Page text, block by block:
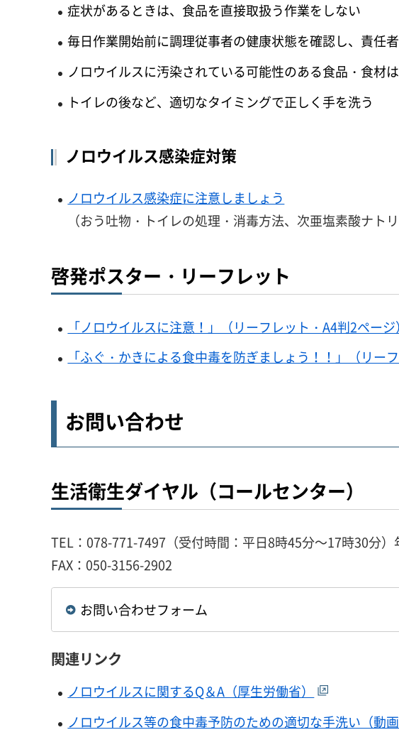
症状があるときは、食品を直接取扱う作業をしない
毎日作業開始前に調理従事者の健康状態を確認し、責任
ノロウイルスに汚染されている可能性のある食品・食材
トイレの後など、適切なタイミングで正しく手を洗う
ノロウイルス感染症対策
ノロウイルス感染症に注意しましょう
（おう吐物・トイレの処理・消毒方法、次亜塩素酸ナト
啓発ポスター・リーフレット
「ノロウイルスに注意！」（リーフレット・A4判2ページ
「ふぐ・かきによる食中毒を防ぎましょう！！」（リー
お問い合わせ
生活衛生ダイヤル（コールセンター）
TEL：078-771-7497（受付時間：平日8時45分～17時30分）
FAX：050-3156-2902
お問い合わせフォーム
関連リンク
ノロウイルスに関するQ＆A（厚生労働省）
ノロウイルス等の食中毒予防のための適切な手洗い（動画